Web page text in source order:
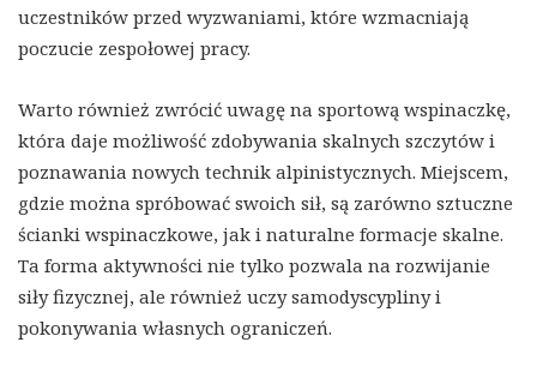
uczestników przed wyzwaniami, które wzmacniają
poczucie zespołowej pracy.
Warto również zwrócić uwagę na sportową wspinaczkę,
która daje możliwość zdobywania skalnych szczytów i
poznawania nowych technik alpinistycznych. Miejscem,
gdzie można spróbować swoich sił, są zarówno sztuczne
ścianki wspinaczkowe, jak i naturalne formacje skalne.
Ta forma aktywności nie tylko pozwala na rozwijanie
siły fizycznej, ale również uczy samodyscypliny i
pokonywania własnych ograniczeń.